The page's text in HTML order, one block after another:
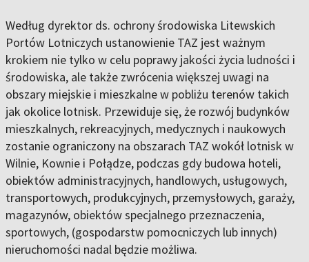
Według dyrektor ds. ochrony środowiska Litewskich
Portów Lotniczych ustanowienie TAZ jest ważnym
krokiem nie tylko w celu poprawy jakości życia ludności i
środowiska, ale także zwrócenia większej uwagi na
obszary miejskie i mieszkalne w pobliżu terenów takich
jak okolice lotnisk. Przewiduje się, że rozwój budynków
mieszkalnych, rekreacyjnych, medycznych i naukowych
zostanie ograniczony na obszarach TAZ wokół lotnisk w
Wilnie, Kownie i Połądze, podczas gdy budowa hoteli,
obiektów administracyjnych, handlowych, usługowych,
transportowych, produkcyjnych, przemysłowych, garaży,
magazynów, obiektów specjalnego przeznaczenia,
sportowych, (gospodarstw pomocniczych lub innych)
nieruchomości nadal będzie możliwa.